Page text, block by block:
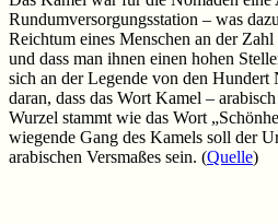
Rundumversorgungsstation – was
Reichtum eines Menschen an der
und dass man ihnen einen hohen
sich an der Legende von den Hundert
daran, dass das Wort Kamel –
Wurzel stammt wie das Wort
wiegende Gang des Kamels soll der
arabischen Versmaßes sein. (Quelle)